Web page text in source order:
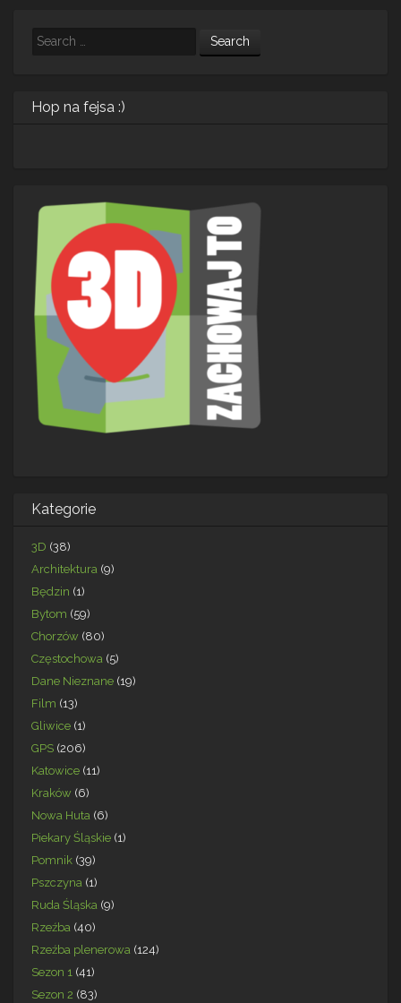
Search
Hop na fejsa :)
Kategorie
3D (38)
Architektura (9)
Będzin (1)
Bytom (59)
Chorzów (80)
Częstochowa (5)
Dane Nieznane (19)
Film (13)
Gliwice (1)
GPS (206)
Katowice (11)
Kraków (6)
Nowa Huta (6)
Piekary Śląskie (1)
Pomnik (39)
Pszczyna (1)
Ruda Śląska (9)
Rzeźba (40)
Rzeźba plenerowa (124)
Sezon 1 (41)
Sezon 2 (83)